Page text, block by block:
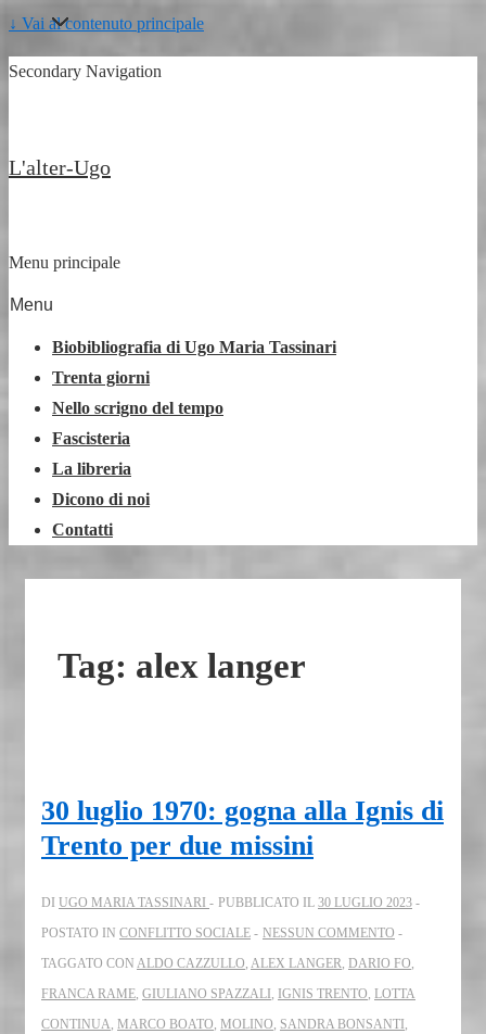
↓ Vai al contenuto principale
Secondary Navigation
L'alter-Ugo
Menu principale
Menu
Biobibliografia di Ugo Maria Tassinari
Trenta giorni
Nello scrigno del tempo
Fascisteria
La libreria
Dicono di noi
Contatti
Tag: alex langer
30 luglio 1970: gogna alla Ignis di
Trento per due missini
DI UGO MARIA TASSINARI PUBBLICATO IL 30 LUGLIO 2023
POSTATO IN CONFLITTO SOCIALE
NESSUN COMMENTO
TAGGATO CON ALDO CAZZULLO, ALEX LANGER, DARIO FO,
FRANCA RAME, GIULIANO SPAZZALI , IGNIS TRENTO, LOTTA
CONTINUA, MARCO BOATO, MOLINO, SANDRA BONSANTI ,